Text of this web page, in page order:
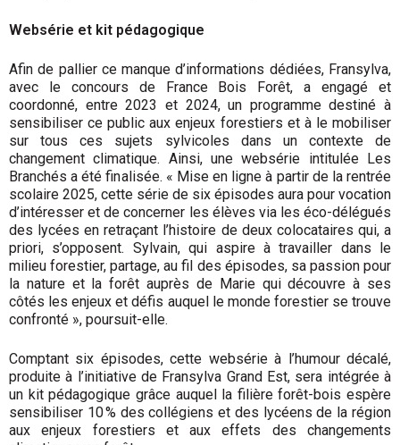
Websérie et kit pédagogique
Afin de pallier ce manque d’informations dédiées, Fransylva,
avec le concours de France Bois Forêt, a engagé et
coordonné, entre 2023 et 2024, un programme destiné à
sensibiliser ce public aux enjeux forestiers et à le mobiliser
sur tous ces sujets sylvicoles dans un contexte de
changement climatique. Ainsi, une web­série intitulée Les
Branchés a été fina­lisée. « Mise en ligne à partir de la rentrée
scolaire 2025, cette série de six épisodes aura pour vocation
d’intéresser et de concerner les élèves via les éco-délégués
des lycées en retraçant l’histoire de deux colocataires qui, a
priori, s’opposent. Sylvain, qui aspire à travailler dans le
milieu forestier, partage, au fil des épisodes, sa passion pour
la nature et la forêt auprès de Marie qui découvre à ses
côtés les enjeux et défis auquel le monde forestier se trouve
confronté », poursuit-elle.
Comptant six épisodes, cette websérie à l’humour décalé,
produite à l’initiative de Fransylva Grand Est, sera intégrée à
un kit pédagogique grâce auquel la filière forêt-­bois espère
sensibiliser 10 % des collégiens et des lycéens de la région
aux enjeux forestiers et aux effets des changements